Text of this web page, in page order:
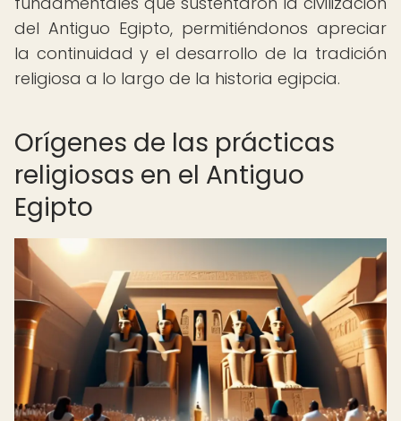
del Antiguo Egipto, permitiéndonos apreciar
la continuidad y el desarrollo de la tradición
religiosa a lo largo de la historia egipcia.
Orígenes de las prácticas
religiosas en el Antiguo
Egipto